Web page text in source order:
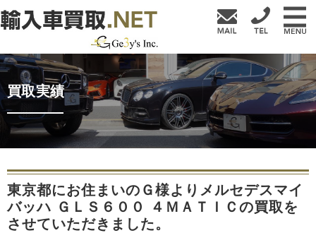
買取実績
東京都にお住まいのＧ様よりメルセデスマイ
バッハ ＧＬＳ６００ ４ＭＡＴＩＣの買取を
させていただきました。